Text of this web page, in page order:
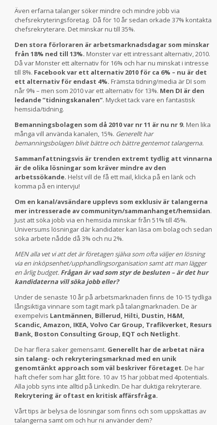
Även erfarna talanger söker mindre och mindre jobb via
chefsrekryteringsföretag. Då för 10 år sedan orkade 37% kontakta
chefsrekryterare. Det minskar nu till 35%.
Den stora förloraren är arbetsmarknadsdagar som minskar
från 18% ned till 13%. Monster var ett intressant alternativ, 2010.
Då var Monster ett alternativ för 16% och har nu minskat i intresse
till 8%. Facebook var ett alternativ 2010 för ca 6% – nu är det
ett alternativ för endast 4%. Främsta tidning/media är DI som
når 9% – men som 2010 var ett alternativ för 13%. Men DI är den
ledande ”tidningskanalen”. Mycket tack vare en fantastisk
hemsida/tidning.
Bemanningsbolagen som då 2010 var nr 11 är nu nr 9. Men lika
många vill använda kanalen, 15%. Generellt har
bemanningsbolagen blivit bättre och bättre gentemot talangerna.
Sammanfattningsvis är trenden extremt tydlig att vinnarna
är de olika lösningar som kräver mindre av den
arbetssökande. Helst vill de få ett mail, klicka på en länk och
komma på en intervju!
Om en kanal/avsändare upplevs som exklusiv är talangerna
mer intresserade av communityn/sammanhanget/hemsidan.
Just att söka jobb via en hemsida minskar från 51% till 45%.
Universums lösningar där kandidater kan läsa om bolag och sedan
söka arbete nådde då 3% och nu 2%.
MEN alla vet vi att det är företagen själva som ofta väljer en lösning
via en inköpsenhet/upphandlingsorganisation samt att man lägger
en årlig budget. Frågan är vad som styr de besluten – är det hur
kandidaterna vill söka jobb eller?
Under de senaste 10 år på arbetsmarknaden finns de 10-15 tydliga
långsiktiga vinnare som tagit mark på talangmarknaden. De är
exempelvis Lantmännen, Billerud, Hilti, Dustin, H&M,
Scandic, Amazon, IKEA, Volvo Car Group, Trafikverket, Resurs
Bank, Boston Consulting Group, EQT och Netlight.
De har flera saker gemensamt. Generellt har de arbetat nära
sin talang- och rekryteringsmarknad med en unik
genomtänkt approach som väl beskriver företaget. De har
haft chefer som har gått före. 10 av 15 har jobbat med 4potentials.
Alla jobb syns inte alltid på LinkedIn. De har duktiga rekryterare.
Rekrytering är oftast en kritisk affärsfråga.
Vårt tips är belysa de lösningar som finns och som uppskattas av
talangerna samt om och hur ni använder dem?